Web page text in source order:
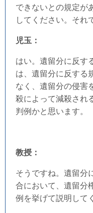
できないとの規定が
してください。それ
児玉：
はい。遺留分に反す
は、遺留分に反する
なく、遺留分の侵害
殺によって減殺され
判例かと思います。
教授：
そうですね。遺留分
合において、遺留分
例を挙げて説明して